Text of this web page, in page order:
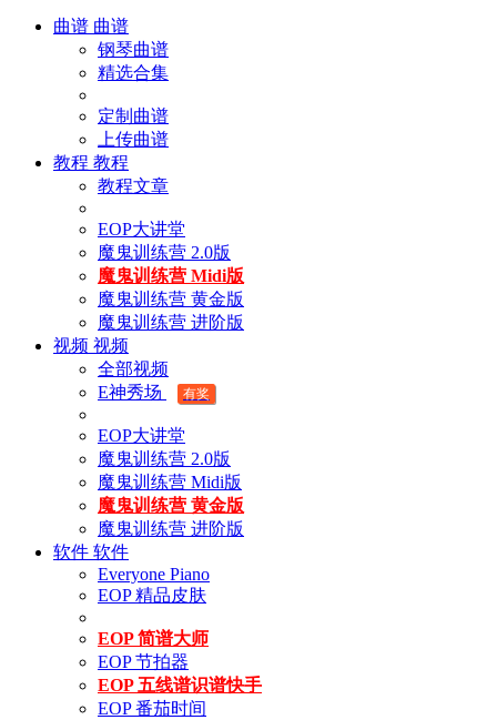
曲谱 曲谱
钢琴曲谱
精选合集
定制曲谱
上传曲谱
教程 教程
教程文章
EOP大讲堂
魔鬼训练营 2.0版
魔鬼训练营 Midi版
魔鬼训练营 黄金版
魔鬼训练营 进阶版
视频 视频
全部视频
E神秀场
有奖
EOP大讲堂
魔鬼训练营 2.0版
魔鬼训练营 Midi版
魔鬼训练营 黄金版
魔鬼训练营 进阶版
软件 软件
Everyone Piano
EOP 精品皮肤
EOP 简谱大师
EOP 节拍器
EOP 五线谱识谱快手
EOP 番茄时间